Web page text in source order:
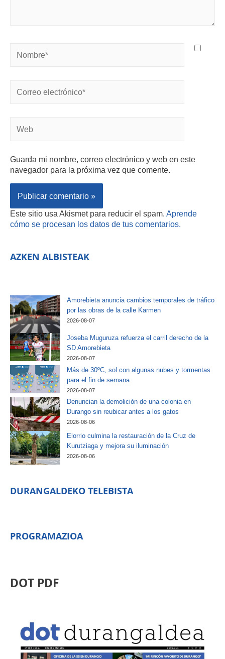
Guarda mi nombre, correo electrónico y web en este
navegador para la próxima vez que comente.
Este sitio usa Akismet para reducir el spam. Aprende
cómo se procesan los datos de tus comentarios.
AZKEN ALBISTEAK
Amorebieta anuncia cambios temporales de tráfico
por las obras de la calle Karmen
2026-08-07
Joseba Muguruza refuerza el carril derecho de la
SD Amorebieta
2026-08-07
Más de 30ºC, sol con algunas nubes y tormentas
para el fin de semana
2026-08-07
Denuncian la demolición de una colonia en
Durango sin reubicar antes a los gatos
2026-08-06
Elorrio culmina la restauración de la Cruz de
Kurutziaga y mejora su iluminación
2026-08-06
DURANGALDEKO TELEBISTA
PROGRAMAZIOA
DOT PDF